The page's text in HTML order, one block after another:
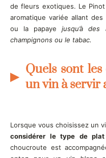
de fleurs exotiques. Le
aromatique variée allant
ou la papayejusqu’à
champignons ou le tabac.
Quels sont
un vin à servir
Lorsque vous choisissez un
considérer le type de
choucroute est